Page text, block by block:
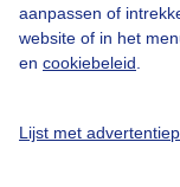
aanpassen of
website of in het
en cookiebeleid
Lijst met
Adverteren
Cookie beleid